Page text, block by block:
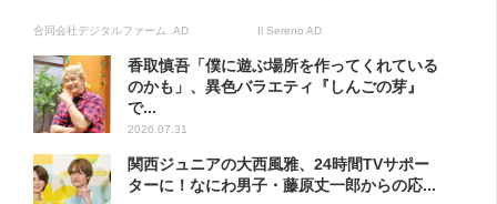
合同会社デジタルファーム AD Il Sereno AD
香取慎吾「僕に遊ぶ場所を作ってくれている
のかも」、異色バラエティ『しんごの芽』
で...
2026.07.31
関西ジュニアの大西風雅、24時間TVサポー
ターに！なにわ男子・藤原丈一郎からの応...